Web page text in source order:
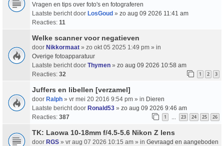
Vragen en tips over foto's en fotograferen
Laatste bericht door LosGoud » zo aug 09 2026 11:41 am
Reacties: 11
Welke scanner voor negatieven
door Nikkormaat » zo okt 05 2025 1:49 pm » in
Overige fotoapparatuur
Laatste bericht door Thymen » zo aug 09 2026 10:58 am
Reacties: 32 1 2 3
Juffers en libellen [verzamel]
door Ralph » vr mei 20 2016 9:54 pm » in Dieren
Laatste bericht door Ronald53 » zo aug 09 2026 9:46 am
Reacties: 387 1 … 23 24 25 26
TK: Laowa 10-18mm f/4.5-5.6 Nikon Z lens
door RGS » vr aug 07 2026 10:15 am » in Gevraagd en aangeboden